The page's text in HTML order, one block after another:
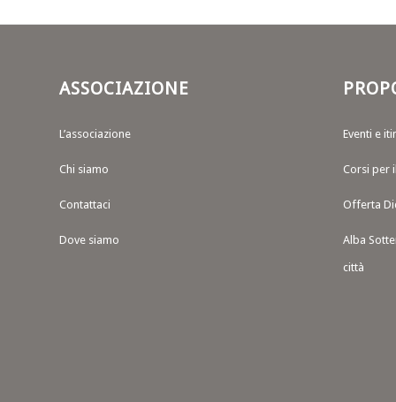
ASSOCIAZIONE
L’associazione
Chi siamo
Contattaci
Dove siamo
Eventi e
Corsi per
Offerta
Alba
città